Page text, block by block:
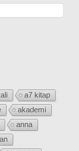
a7 kitap
akademi
anna